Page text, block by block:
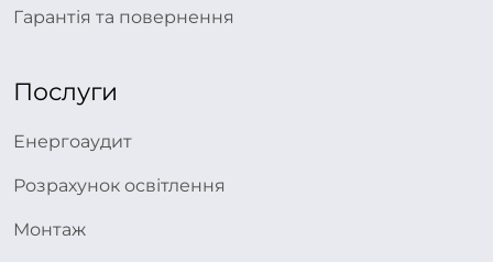
Гарантія та повернення
Послуги
Енергоаудит
Розрахунок освітлення
Монтаж